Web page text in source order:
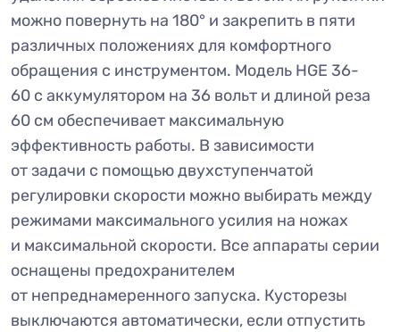
можно повернуть на 180° и закрепить в пяти
различных положениях для комфортного
обращения с инструментом. Модель HGE 36-
60 с аккумулятором на 36 вольт и длиной реза
60 см обеспечивает максимальную
эффективность работы. В зависимости
от задачи с помощью двухступенчатой
регулировки скорости можно выбирать между
режимами максимального усилия на ножах
и максимальной скорости. Все аппараты серии
оснащены предохранителем
от непреднамеренного запуска. Кусторезы
выключаются автоматически, если отпустить